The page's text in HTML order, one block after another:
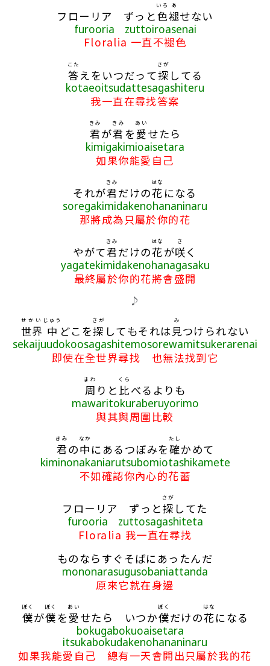
フローリア ずっと色
いろ
褪
あ
せない
furooria zuttoiroasenai
Floralia 一直不褪色
答
こた
えをいつだって探
さが
してる
kotaeoitsudattesagashiteru
我一直在尋找答案
君
きみ
が君
きみ
を 愛
あい
せたら
kimigakimioaisetara
如果你能愛自己
それが君
きみ
だけの花
はな
になる
soregakimidakenohananinaru
那將成為只屬於你的花
やがて君
きみ
だけの花
はな
が咲
さ
く
yagatekimidakenohanagasaku
最終屬於你的花將會盛開
♪
世界
せかい
中
じゅう
どこを探
さが
してもそれは見
み
つけられない
sekaijuudokoosagashitemosorewamitsukerarenai
即使在全世界尋找 也無法找到它
周
まわ
りと 比
くら
べるよりも
mawaritokuraberuyorimo
與其與周圍比較
君
きみ
の中
なか
にあるつぼみを確
たし
かめて
kiminonakaniarutsubomiotashikamete
不如確認你內心的花蕾
フローリア ずっと探
さが
してた
furooria zuttosagashiteta
Floralia 我一直在尋找
ものならすぐそばにあったんだ
mononarasugusobaniattanda
原來它就在身邊
僕
ぼく
が僕
ぼく
を 愛
あい
せたら いつか僕
ぼく
だけの花
はな
になる
bokugabokuoaisetara
itsukabokudakenohananinaru
如果我能愛自己 總有一天會開出只屬於我的花